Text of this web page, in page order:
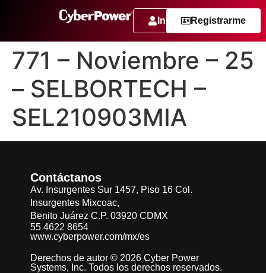
IngresarRegistrarme
771 – Noviembre – 25
– SELBORTECH –
SEL210903MIA
Contáctanos
Av. Insurgentes Sur 1457, Piso 16 Col.
Insurgentes Mixcoac,
Benito Juárez C.P. 03920 CDMX
55 4622 8654
www.cyberpower.com/mx/es
Derechos de autor © 2026 Cyber Power
Systems, Inc. Todos los derechos reservados.